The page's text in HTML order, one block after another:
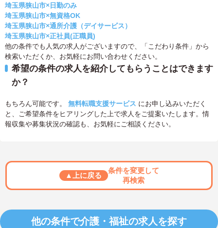
埼玉県狭山市×日勤のみ
埼玉県狭山市×無資格OK
埼玉県狭山市×通所介護（デイサービス）
埼玉県狭山市×正社員(正職員)
他の条件でも人気の求人がございますので、「こだわり条件」から
検索いただくか、お気軽にお問い合わせください。
希望の条件の求人を紹介してもらうことはできます
か？
もちろん可能です。 無料転職支援サービス にお申し込みいただく
と、ご希望条件をヒアリングした上で求人をご提案いたします。情
報収集や募集状況の確認も、お気軽にご相談ください。
▲上に戻る
条件を変更して
再検索
他の条件で介護・福祉の求人を探す